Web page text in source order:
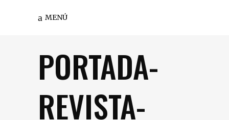
MENÚ
PORTADA-
REVISTA-